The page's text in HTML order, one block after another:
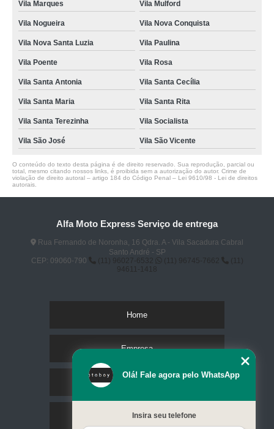
Vila Marques Vila Mulford
Vila Nogueira Vila Nova Conquista
Vila Nova Santa Luzia Vila Paulina
Vila Poente Vila Rosa
Vila Santa Antonia Vila Santa Cecília
Vila Santa Maria Vila Santa Rita
Vila Santa Terezinha Vila Socialista
Vila São José Vila São Vicente
O conteúdo do texto desta página é de direito reservado. Sua reprodução, parcial ou
total, mesmo citando nossos links, é proibida sem a autorização do autor. Crime de
violação de direito autoral – artigo 184 do Código Penal – Lei 9610/98 - Lei de direitos
autorais
Alfa Moto Express Serviço de entrega
Rua Fernando de Noronha, 16 Qdra. A - Vila Sacadura Cabral
Santo André - SP
CEP: 09060-790
(11) 96027-6532 (11) 96745-7662
(11)
94611-1418
Home
Empresa
Serviços
Olá! Fale agora pelo WhatsApp
Insira seu telefone